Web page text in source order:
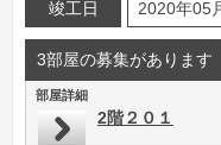
竣工日
2020年05
3部屋の募集があります
部屋詳細
2階２０１